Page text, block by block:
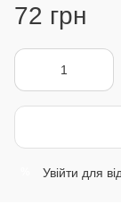
72 грн
Увійти для